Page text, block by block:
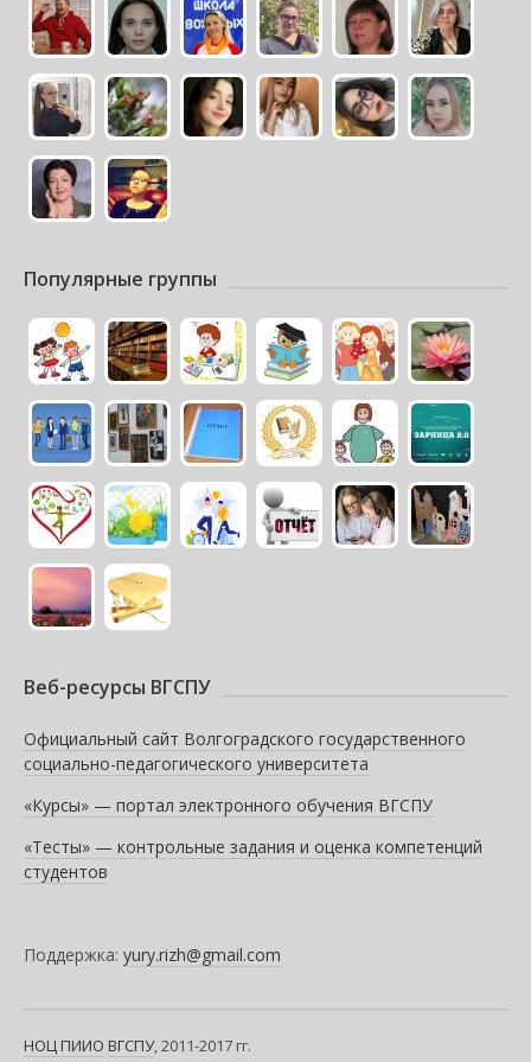
Популярные группы
Веб-ресурсы ВГСПУ
Официальный сайт Волгоградского государственного
социально-педагогического университета
«Курсы» — портал электронного обучения ВГСПУ
«Тесты» — контрольные задания и оценка компетенций
студентов
Поддержка: yury.rizh@gmail.com
НОЦ ПИИО ВГСПУ, 2011-2017 гг.